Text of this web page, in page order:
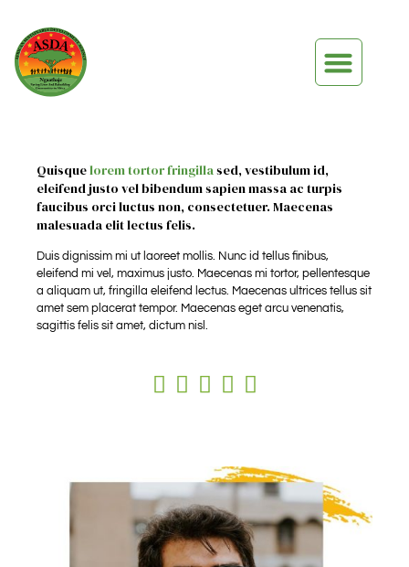
Quisquelorem tortor fringillased, vestibulum id,
eleifend justo vel bibendum sapien massa ac turpis
faucibus orci luctus non, consectetuer. Maecenas
malesuada elit lectus felis.
Duis dignissim mi ut laoreet mollis. Nunc id tellus finibus,
eleifend mi vel, maximus justo. Maecenas mi tortor, pellentesque
a aliquam ut, fringilla eleifend lectus. Maecenas ultrices tellus sit
amet sem placerat tempor. Maecenas eget arcu venenatis,
sagittis felis sit amet, dictum nisl.
    